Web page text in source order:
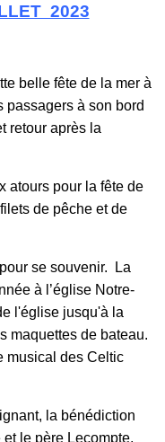
2023
belle fête de la mer à
à son bord
retour après la
atours pour la fête de
de pêche et de
se souvenir. La
à l’église Notre-
l'église jusqu'à la
maquettes de bateau.
musical des Celtic
la bénédiction
le père Lecompte,